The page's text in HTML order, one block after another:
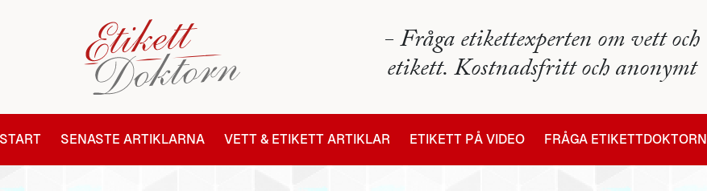
- Fråga etikettexperten om vett och
etikett. Kostnadsfritt och anonymt
START SENASTE ARTIKLARNA VETT & ETIKETT ARTIKLAR ETIKETT PÅ VIDEO FRÅGA ETIKETTDOKTORN